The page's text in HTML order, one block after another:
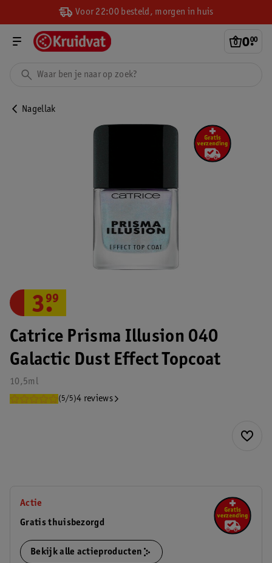
Voor 22:00 besteld, morgen in huis
0.
00
Nagellak
Catrice Prisma Illusion 040
Galactic Dust Effect Topcoat
10,5ml
(5/5)4 reviews
3.
99
Actie
Gratis thuisbezorgd
Bekijk alle actieproducten